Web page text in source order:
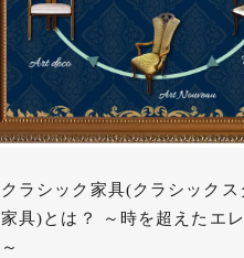
クラシック家具(クラシックス
家具)とは？ ～時を超えたエ
～